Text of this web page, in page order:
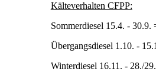
Kälteverhalten CFPP:
Sommerdiesel 15.4. - 30.9.
Übergangsdiesel 1.10. -
Winterdiesel 16.11. - 28./